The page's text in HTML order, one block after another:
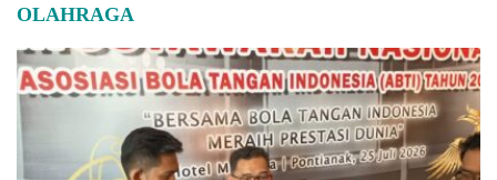
OLAHRAGA